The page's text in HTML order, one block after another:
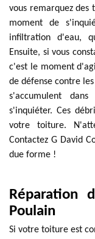
vous remarquez des
moment de
infiltration d'eau,
Ensuite, si vous
c'est le moment
de défense contre
s'accumulent
s'inquiéter. Ces
votre toiture.
Contactez G David
due forme !
Réparation
Poulain
Si votre toiture est